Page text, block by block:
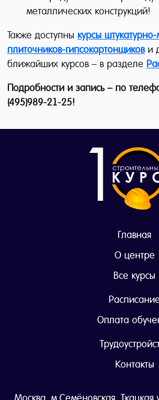
металлических конструкций!
Также доступны курсы
плиточников-гипсокартонщиков и
ближайших курсов – в разделе
Подробности и запись – по
(495)989-21-25!
Главная
О центре
Все курсы
Оплата
Контакты